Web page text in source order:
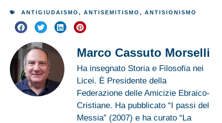
ANTIGIUDAISMO , ANTISEMITISMO , ANTISIONISMO
Marco Cassuto Morselli
Ha insegnato Storia e Filosofia nei
Licei. È Presidente della
Federazione delle Amicizie Ebraico-
Cristiane. Ha pubblicato “I passi del
Messia” (2007) e ha curato “La